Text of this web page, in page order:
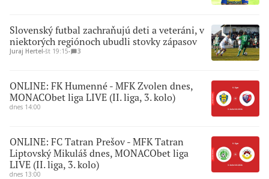
Slovenský futbal zachraňujú deti a veteráni, v
niektorých regiónoch ubudli stovky zápasov
Juraj Hertel∙št 19:15∙ 3
ONLINE: FK Humenné - MFK Zvolen dnes,
MONACObet liga LIVE (II. liga, 3. kolo)
dnes 14:00
ONLINE: FC Tatran Prešov - MFK Tatran
Liptovský Mikuláš dnes, MONACObet liga
LIVE (II. liga, 3. kolo)
dnes 13:00